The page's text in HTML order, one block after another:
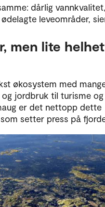
dårlig
leveområder,
men lite
økosystem med
jordbruk til turisme og
er det nettopp dette
setter press på